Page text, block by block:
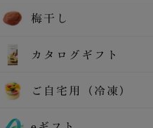
梅干し
カタログギフト
ご自宅用（冷凍）